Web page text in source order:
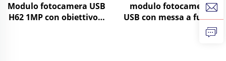
Modulo fotocamera USB
H62 1MP con obiettivo a
modulo fotocamera
USB con messa a fuoco
automatica da 2 MP,
sensibilità in condizioni